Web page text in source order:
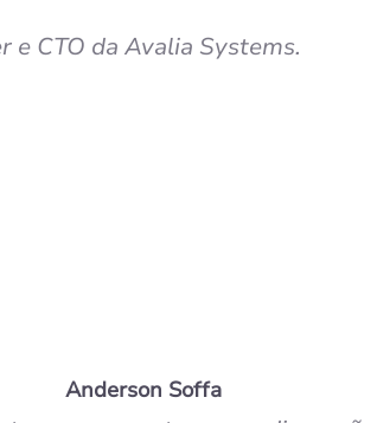
CTO da Avalia Systems.
Anderson Soffa